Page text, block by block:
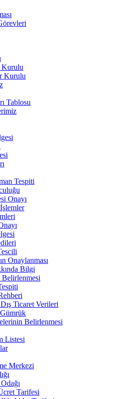
Kurulu
Kurulu
Tablosu
Tespiti
Onayı
Onaylanması
Bilgi
Belirlenmesi
Ticaret Verileri
Belirlenmesi
Listesi
Merkezi
Tarifesi